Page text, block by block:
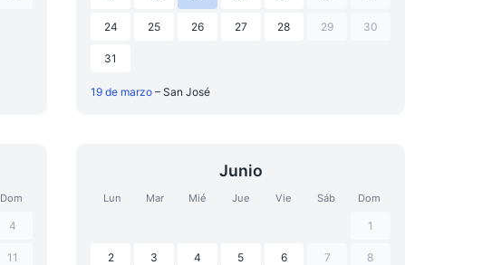
24 25 26 27 28 29 30
31
19 de marzo– San José
Dom
4
11
Junio
Lun Mar Mié Jue Vie Sáb Dom
1
2 3 4 5 6 7 8